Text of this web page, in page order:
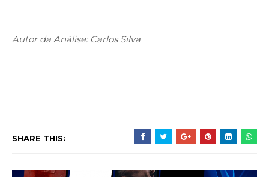
Autor da Análise: Carlos Silva
SHARE THIS: